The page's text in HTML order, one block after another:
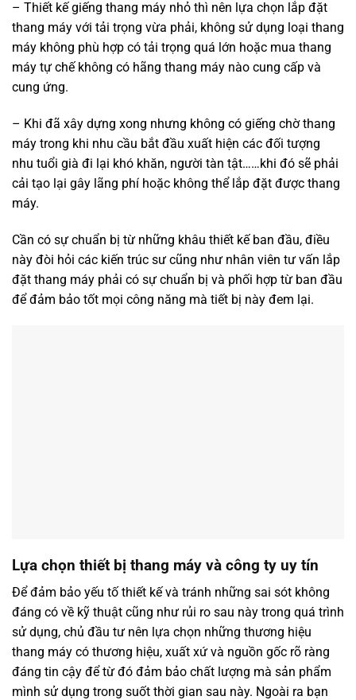
– Thiết kế giếng thang máy nhỏ thì nên lựa chọn lắp đặt
thang máy với tải trọng vừa phải, không sử dụng loại thang
máy không phù hợp có tải trọng quá lớn hoặc mua thang
máy tự chế không có hãng thang máy nào cung cấp và
cung ứng.
– Khi đã xây dựng xong nhưng không có giếng chờ thang
máy trong khi nhu cầu bắt đầu xuất hiện các đối tượng
nhu tuổi già đi lại khó khăn, người tàn tật……khi đó sẽ phải
cải tạo lại gây lãng phí hoặc không thể lắp đặt được thang
máy.
Cần có sự chuẩn bị từ những khâu thiết kế ban đầu, điều
này đòi hỏi các kiến trúc sư cũng như nhân viên tư vấn lắp
đặt thang máy phải có sự chuẩn bị và phối hợp từ ban đầu
để đảm bảo tốt mọi công năng mà tiết bị này đem lại.
Lựa chọn thiết bị thang máy và công ty uy tín
Để đảm bảo yếu tố thiết kế và tránh những sai sót không
đáng có về kỹ thuật cũng như rủi ro sau này trong quá trình
sử dụng, chủ đầu tư nên lựa chọn những thương hiệu
thang máy có thương hiệu, xuất xứ và nguồn gốc rõ ràng
đáng tin cậy để từ đó đảm bảo chất lượng mà sản phẩm
mình sử dụng trong suốt thời gian sau này. Ngoài ra bạn